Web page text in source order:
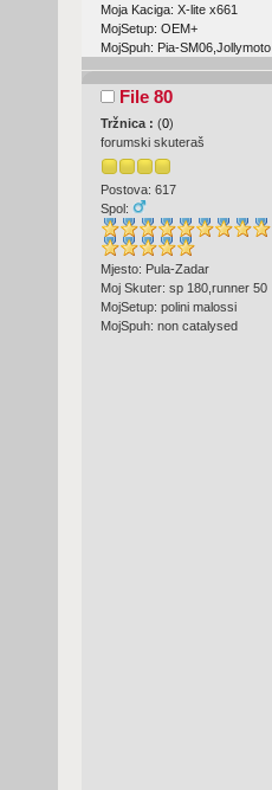
Moja Kaciga: X-lite x661
MojSetup: OEM+
MojSpuh: Pia-SM06,Jollymoto
File 80
Tržnica : (0)
forumski skuteraš
Postova: 617
Spol:
Mjesto: Pula-Zadar
Moj Skuter: sp 180,runner 50
MojSetup: polini malossi
MojSpuh: non catalysed